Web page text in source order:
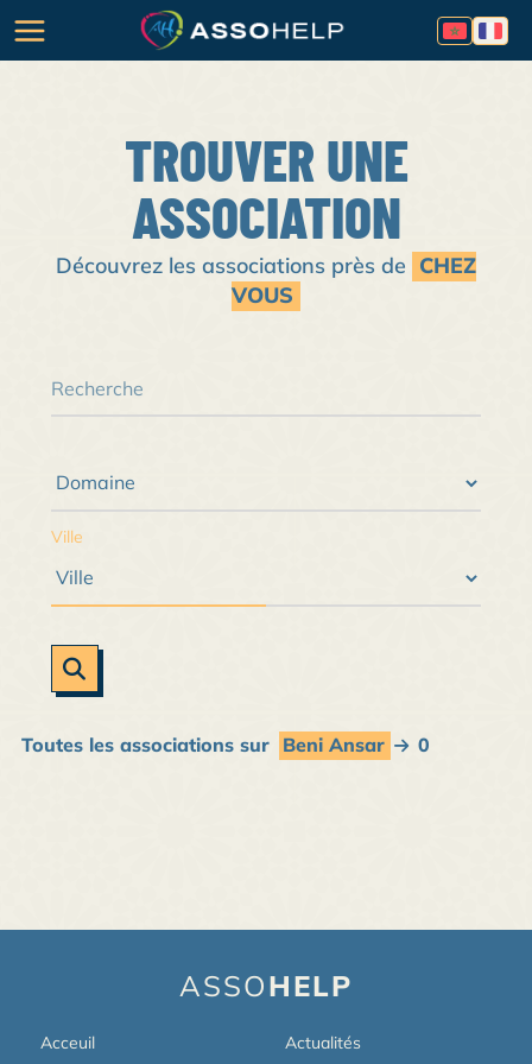
TROUVER UNE
ASSOCIATION
Découvrez les associations près de CHEZ
VOUS
Ville
Toutes les associations sur Beni Ansar 0
ASSOHELP
Acceuil Actualités